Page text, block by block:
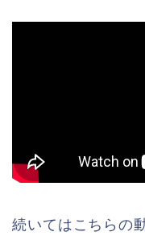
続いてはこちらの